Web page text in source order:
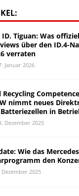
ID. Tiguan: Was
über den ID.4-
verraten
Januar 2026
Recycling
nimmt neues
in
Dezember 2025
Wie das
den
Dezember 2025